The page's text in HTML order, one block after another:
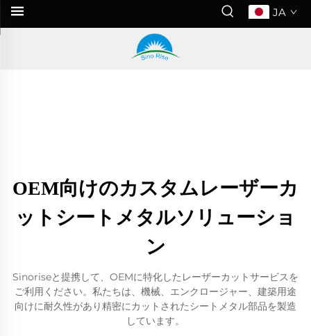
JA
OEM向けのカスタムレーザーカ
ットシートメタルソリューショ
ン
Sinoriseと提携して、OEMに特化したレーザーカットサービスを
ご利用ください。私たちは、機械、エンクロージャー、建築用途
向けに耐久性があり精密にカットされたシートメタル部品を製造
しています。